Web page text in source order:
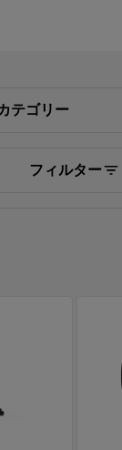
テゴリー
フィルター